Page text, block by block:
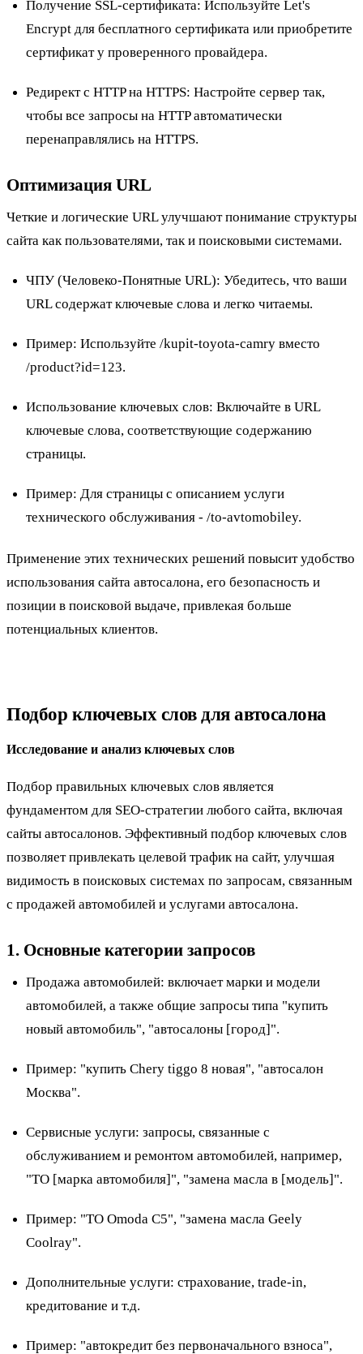
Получение SSL-сертификата: Используйте Let's
Encrypt для бесплатного сертификата или приобретите
сертификат у проверенного провайдера.
Редирект с HTTP на HTTPS: Настройте сервер так,
чтобы все запросы на HTTP автоматически
перенаправлялись на HTTPS.
Оптимизация URL
Четкие и логические URL улучшают понимание структуры
сайта как пользователями, так и поисковыми системами.
ЧПУ (Человеко-Понятные URL): Убедитесь, что ваши
URL содержат ключевые слова и легко читаемы.
Пример: Используйте /kupit-toyota-camry вместо
/product?id=123.
Использование ключевых слов: Включайте в URL
ключевые слова, соответствующие содержанию
страницы.
Пример: Для страницы с описанием услуги
технического обслуживания - /to-avtomobiley.
Применение этих технических решений повысит удобство
использования сайта автосалона, его безопасность и
позиции в поисковой выдаче, привлекая больше
потенциальных клиентов.
Подбор ключевых слов для автосалона
Исследование и анализ ключевых слов
Подбор правильных ключевых слов является
фундаментом для SEO-стратегии любого сайта, включая
сайты автосалонов. Эффективный подбор ключевых слов
позволяет привлекать целевой трафик на сайт, улучшая
видимость в поисковых системах по запросам, связанным
с продажей автомобилей и услугами автосалона.
1. Основные категории запросов
Продажа автомобилей: включает марки и модели
автомобилей, а также общие запросы типа "купить
новый автомобиль", "автосалоны [город]".
Пример: "купить Chery tiggo 8 новая", "автосалон
Москва".
Сервисные услуги: запросы, связанные с
обслуживанием и ремонтом автомобилей, например,
"ТО [марка автомобиля]", "замена масла в [модель]".
Пример: "ТО Omoda C5", "замена масла Geely
Coolray".
Дополнительные услуги: страхование, trade-in,
кредитование и т.д.
Пример: "автокредит без первоначального взноса",